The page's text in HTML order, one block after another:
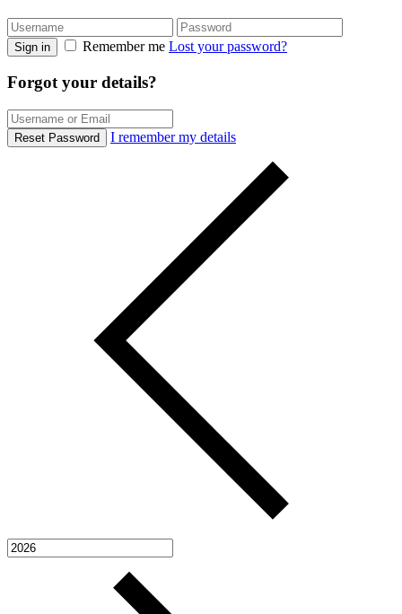
Sign in Remember me Lost your password?
Forgot your details?
Reset Password I remember my details